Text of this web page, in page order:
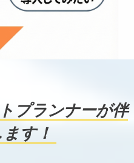
プランナーが伴
す！